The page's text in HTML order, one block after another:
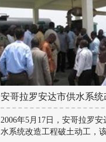
按期完成了全部施工任务，
业主的充分肯定，为公司争得
誉。
2006年5月17日，安哥拉罗安
水系统改造工程破土动工，